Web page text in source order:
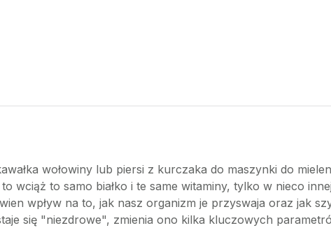
wołowiny lub piersi z kurczaka do maszynki do
wciąż to samo białko i te same witaminy, tylko w nieco
wpływ na to, jak nasz organizm je przyswaja oraz jak
się "niezdrowe", zmienia ono kilka kluczowych